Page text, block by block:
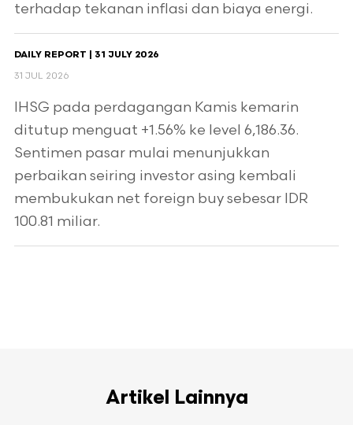
terhadap tekanan inflasi dan biaya energi.
DAILY REPORT | 31 JULY 2026
31 JUL 2026
IHSG pada perdagangan Kamis kemarin
ditutup menguat +1.56% ke level 6,186.36.
Sentimen pasar mulai menunjukkan
perbaikan seiring investor asing kembali
membukukan net foreign buy sebesar IDR
100.81 miliar.
Artikel Lainnya